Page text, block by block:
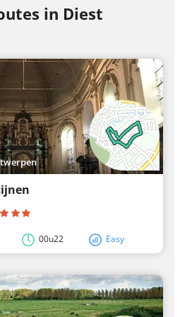
in Diest
00u22 Easy